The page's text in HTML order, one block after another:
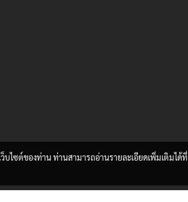
ไซต์ของท่าน ท่านสามารถอ่านรายละเอียดเพิ่มเติมได้ที่